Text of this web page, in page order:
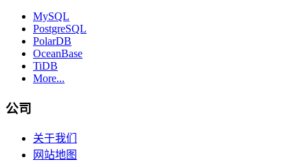
MySQL
PostgreSQL
PolarDB
OceanBase
TiDB
More...
公司
关于我们
网站地图